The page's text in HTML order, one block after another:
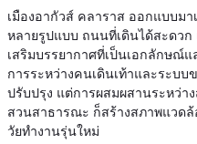
เมืองอากัวส์ คลาราส ออกแบบม
หลายรูปแบบ ถนนที่เดินได้สะดว
เสริมบรรยากาศที่เป็นเอกลักษณ์
การระหว่างคนเดินเท้าและระบ
ปรับปรุง แต่การผสมผสานระหว่า
สวนสาธารณะ ก็สร้างสภาพแวด
วัยทำงานรุ่นใหม่